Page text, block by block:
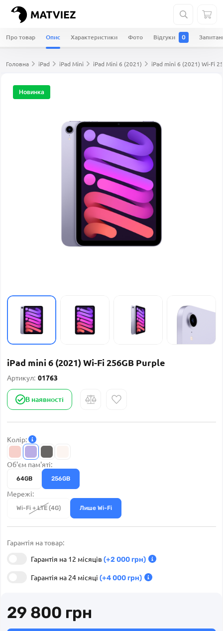
Головна iPad iPad Mini iPad Mini 6 (2021) iPad mini 6 (2021) Wi-Fi
Про товар Опис Характеристики Фото Відгуки 0
Новинка
iPad mini 6 (2021) Wi-Fi 256GB Purple
В наявності
Артикул: 01763
Колір:
Об'єм пам'яті:
64GB 256GB
Мережі:
Wi-Fi + LTE (4G) Лише Wi-Fi
Гарантія на 12 місяців (+2 000 грн)
Гарантія на 24 місяці (+4 000 грн)
29 800 грн